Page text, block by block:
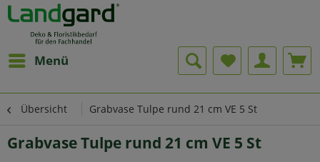
Menü
Übersicht Grabvase Tulpe rund 21 cm VE 5 St
Grabvase Tulpe rund 21 cm VE 5 St